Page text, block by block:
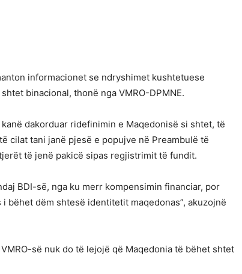
informacionet se ndryshimet kushtetuese
binacional, thonë nga VMRO-DPMNE.
dakorduar ridefinimin e Maqedonisë si shtet, të
cilat tani janë pjesë e popujve në Preambulë të
të jenë pakicë sipas regjistrimit të fundit.
BDI-së, nga ku merr kompensimin financiar, por
bëhet dëm shtesë identitetit maqedonas”, akuzojnë
së nuk do të lejojë që Maqedonia të bëhet shtet